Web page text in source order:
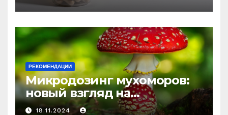
и истощения
РЕКОМЕНДАЦИИ
Микродозинг мухоморов:
новый взгляд на
психоделику
18.11.2024